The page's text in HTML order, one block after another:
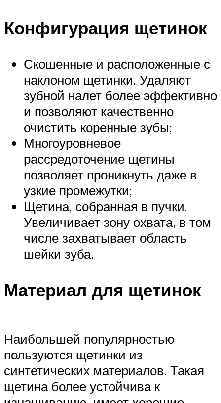
Конфигурация щетинок
Скошенные и расположенные с
наклоном щетинки. Удаляют
зубной налет более эффективно
и позволяют качественно
очистить коренные зубы;
Многоуровневое
рассредоточение щетины
позволяет проникнуть даже в
узкие промежутки;
Щетина, собранная в пучки.
Увеличивает зону охвата, в том
числе захватывает область
шейки зуба.
Материал для щетинок
Наибольшей популярностью
пользуются щетинки из
синтетических материалов. Такая
щетина более устойчива к